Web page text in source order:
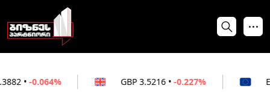
3.5216 • -0.227% 3.0212 •